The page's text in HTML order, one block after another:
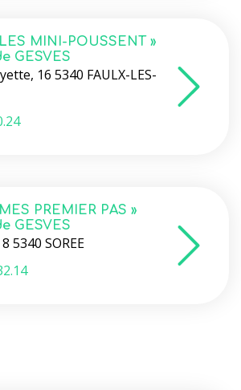
MINI-POUSSENT »
GESVES
16 5340 FAULX-LES-
PREMIER PAS »
GESVES
5340 SOREE